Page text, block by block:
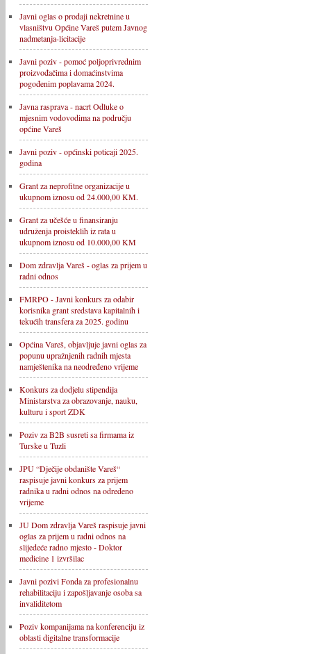
Javni oglas o prodaji nekretnine u
vlasništvu Općine Vareš putem Javnog
nadmetanja-licitacije
Javni poziv - pomoć poljoprivrednim
proizvođačima i domaćinstvima
pogođenim poplavama 2024.
Javna rasprava - nacrt Odluke o
mjesnim vodovodima na području
općine Vareš
Javni poziv - općinski poticaji 2025.
godina
Grant za neprofitne organizacije u
ukupnom iznosu od 24.000,00 KM.
Grant za učešće u finansiranju
udruženja proisteklih iz rata u
ukupnom iznosu od 10.000,00 KM
Dom zdravlja Vareš - oglas za prijem u
radni odnos
FMRPO - Javni konkurs za odabir
korisnika grant sredstava kapitalnih i
tekućih transfera za 2025. godinu
Općina Vareš, objavljuje javni oglas za
popunu upražnjenih radnih mjesta
namještenika na neodređeno vrijeme
Konkurs za dodjelu stipendija
Ministarstva za obrazovanje, nauku,
kulturu i sport ZDK
Poziv za B2B susreti sa firmama iz
Turske u Tuzli
JPU “Dječije obdanište Vareš“
raspisuje javni konkurs za prijem
radnika u radni odnos na određeno
vrijeme
JU Dom zdravlja Vareš raspisuje javni
oglas za prijem u radni odnos na
slijedeće radno mjesto - Doktor
medicine 1 izvršilac
Javni pozivi Fonda za profesionalnu
rehabilitaciju i zapošljavanje osoba sa
invaliditetom
Poziv kompanijama na konferenciju iz
oblasti digitalne transformacije